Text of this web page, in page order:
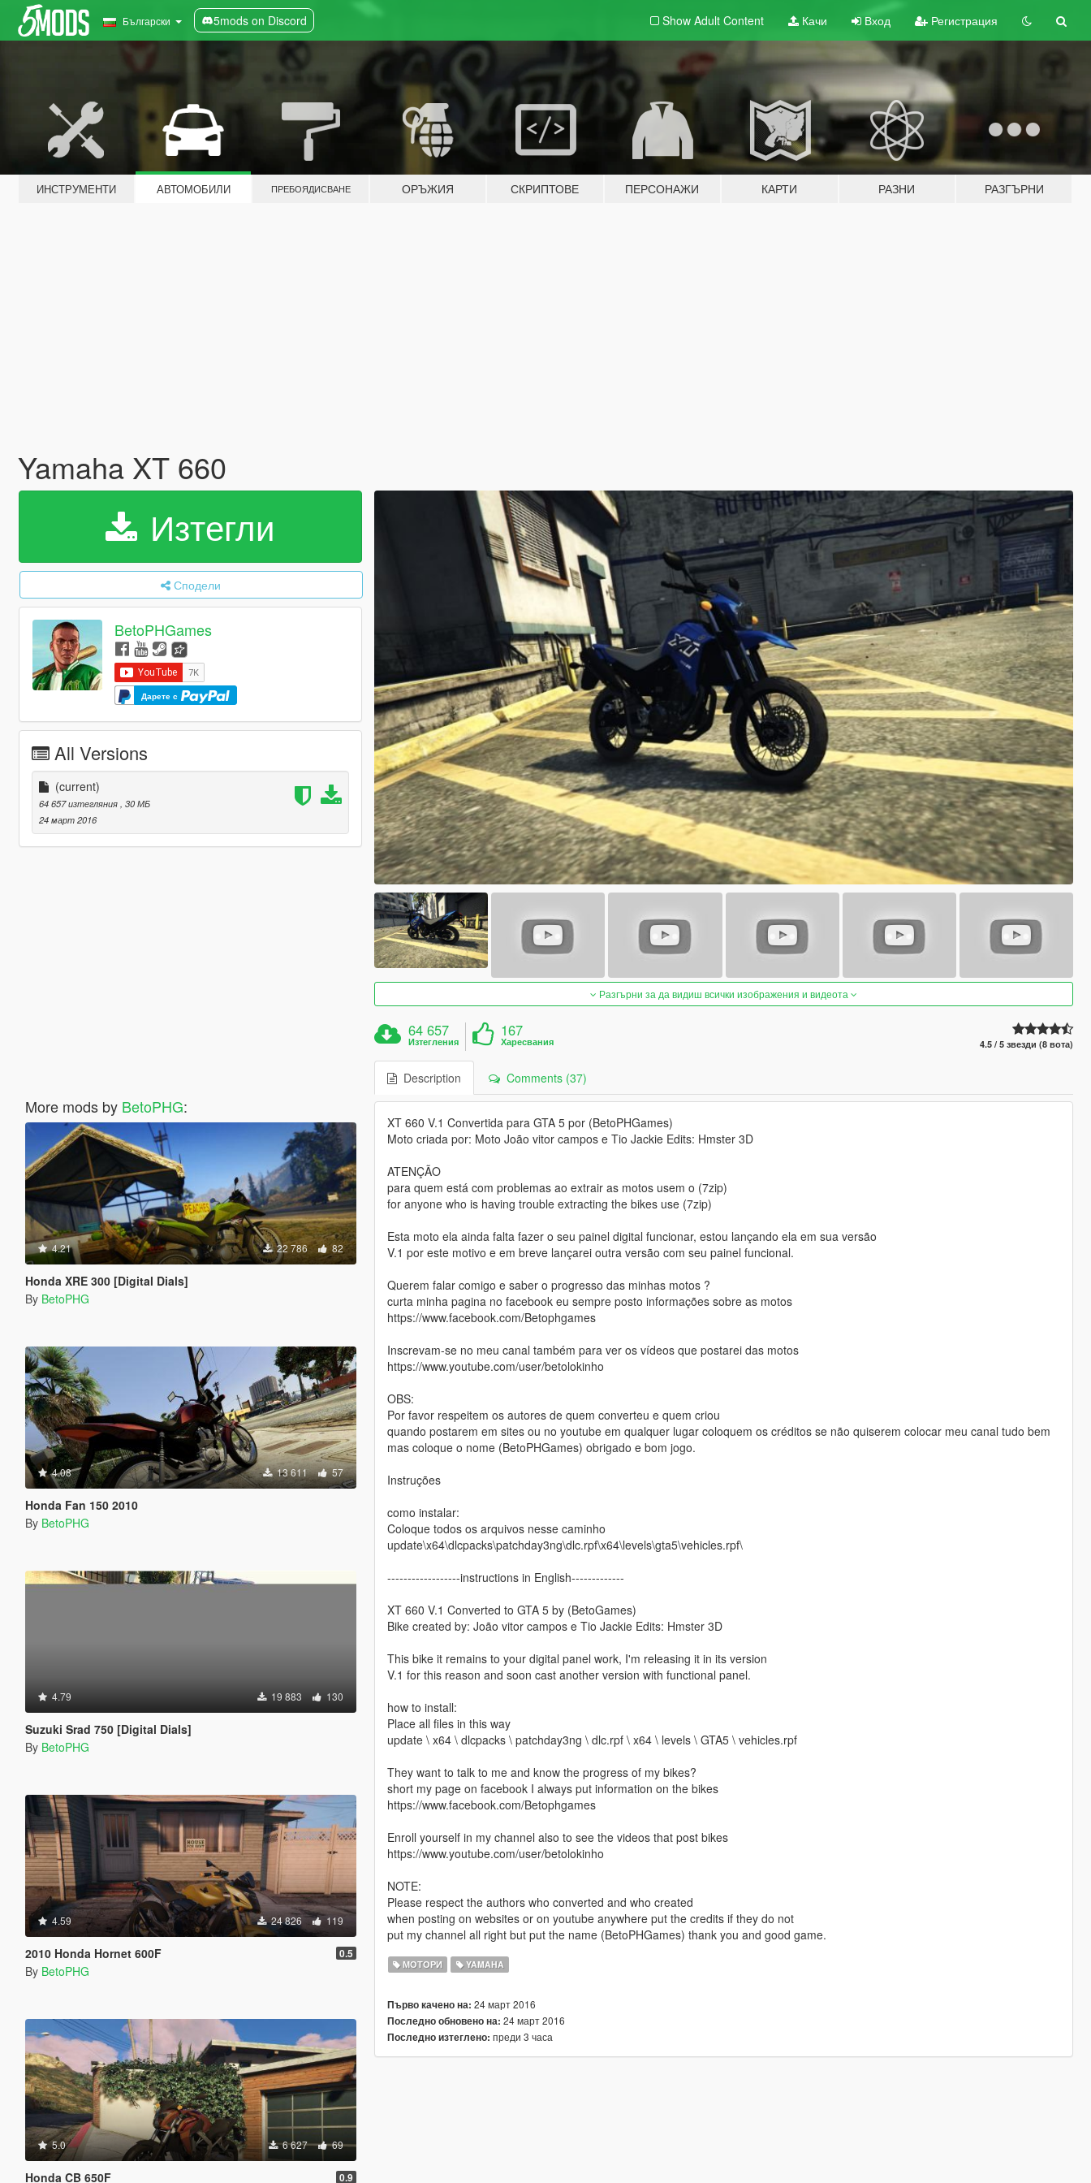
Български 5mods on Discord Show Adult Content Качи Вход Регистрация
ИНСТРУМЕНТИ АВТОМОБИЛИ ПРЕБОЯДИСВАНЕ ОРЪЖИЯ СКРИПТОВЕ ПЕРСОНАЖИ КАРТИ РАЗНИ РАЗГЪРНИ
Yamaha XT 660
Изтегли
Сподели
BetoPHGames
Дарете с
All Versions
(current)
64 657 изтегляния , 30 МБ
24 март 2016
More mods by BetoPHG:
4.21 22 786 82
Honda XRE 300 [Digital Dials]
By BetoPHG
4.08 13 611 57
Honda Fan 150 2010
By BetoPHG
4.79 19 883 130
Suzuki Srad 750 [Digital Dials]
By BetoPHG
4.59 24 826 119
2010 Honda Hornet 600F 0.5
By BetoPHG
5.0 6 627 69
Honda CB 650F 0.9
Разгърни за да видиш всички изображения и видеота
64 657
Изтегления
167
Харесвания 4.5 / 5 звезди (8 вота)
Description Comments (37)
XT 660 V.1 Convertida para GTA 5 por (BetoPHGames)
Moto criada por: Moto João vitor campos e Tio Jackie Edits: Hmster 3D
ATENÇÃO
para quem está com problemas ao extrair as motos usem o (7zip)
for anyone who is having trouble extracting the bikes use (7zip)
Esta moto ela ainda falta fazer o seu painel digital funcionar, estou lançando ela em sua versão
V.1 por este motivo e em breve lançarei outra versão com seu painel funcional.
Querem falar comigo e saber o progresso das minhas motos ?
curta minha pagina no facebook eu sempre posto informações sobre as motos
https://www.facebook.com/Betophgames
Inscrevam-se no meu canal também para ver os vídeos que postarei das motos
https://www.youtube.com/user/betolokinho
OBS:
Por favor respeitem os autores de quem converteu e quem criou
quando postarem em sites ou no youtube em qualquer lugar coloquem os créditos se não quiserem colocar meu canal tudo bem
mas coloque o nome (BetoPHGames) obrigado e bom jogo.
Instruções
como instalar:
Coloque todos os arquivos nesse caminho
update\x64\dlcpacks\patchday3ng\dlc.rpf\x64\levels\gta5\vehicles.rpf\
------------------instructions in English-------------
XT 660 V.1 Converted to GTA 5 by (BetoGames)
Bike created by: João vitor campos e Tio Jackie Edits: Hmster 3D
This bike it remains to your digital panel work, I'm releasing it in its version
V.1 for this reason and soon cast another version with functional panel.
how to install:
Place all files in this way
update \ x64 \ dlcpacks \ patchday3ng \ dlc.rpf \ x64 \ levels \ GTA5 \ vehicles.rpf
They want to talk to me and know the progress of my bikes?
short my page on facebook I always put information on the bikes
https://www.facebook.com/Betophgames
Enroll yourself in my channel also to see the videos that post bikes
https://www.youtube.com/user/betolokinho
NOTE:
Please respect the authors who converted and who created
when posting on websites or on youtube anywhere put the credits if they do not
put my channel all right but put the name (BetoPHGames) thank you and good game.
МОТОРИ YAMAHA
Първо качено на: 24 март 2016
Последно обновено на: 24 март 2016
Последно изтеглено: преди 3 часа